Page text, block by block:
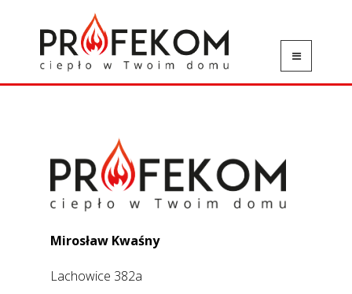
Mirosław Kwaśny
Lachowice 382a